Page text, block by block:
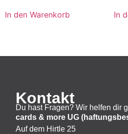
In den Warenkorb In
Kontakt
Du hast Fragen? Wir helfen dir
cards & more UG
Auf dem Hirtle 25